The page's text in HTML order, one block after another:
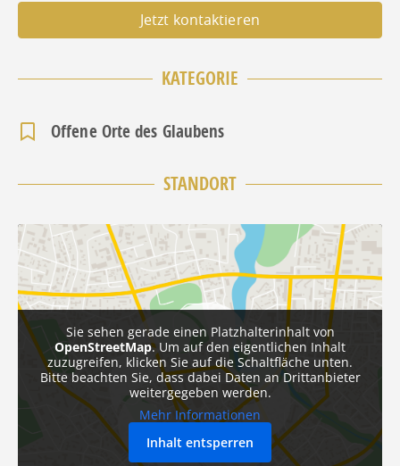
Jetzt kontaktieren
KATEGORIE
Offene Orte des Glaubens
STANDORT
Sie sehen gerade einen Platzhalterinhalt von
OpenStreetMap. Um auf den eigentlichen Inhalt
zuzugreifen, klicken Sie auf die Schaltfläche unten.
Bitte beachten Sie, dass dabei Daten an Drittanbieter
weitergegeben werden.
Mehr Informationen
Inhalt entsperren